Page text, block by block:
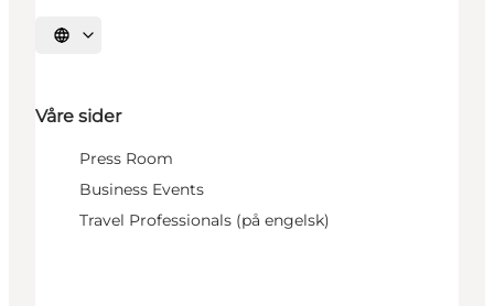
Velg språk
Våre sider
Press Room
Business Events
Travel Professionals (på engelsk)